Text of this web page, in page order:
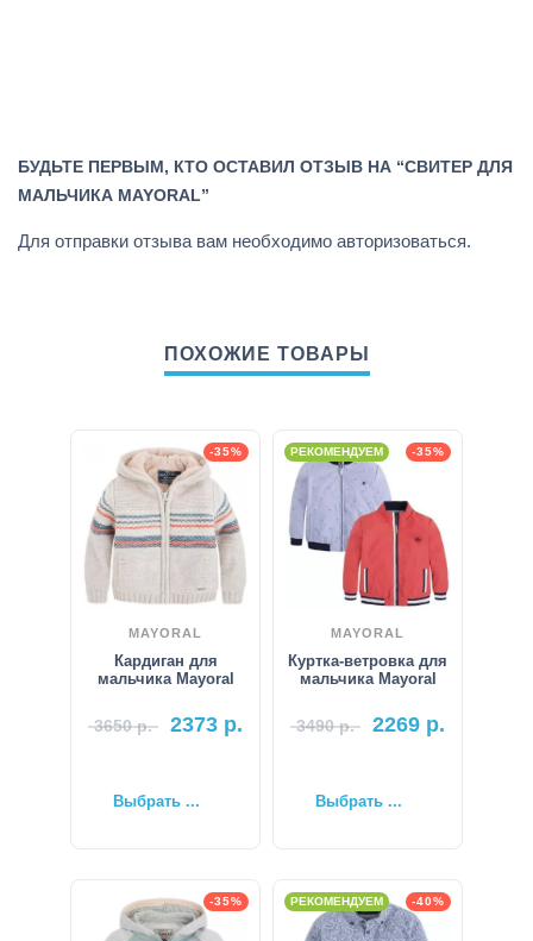
БУДЬТЕ ПЕРВЫМ, КТО ОСТАВИЛ ОТЗЫВ НА “СВИТЕР ДЛЯ
МАЛЬЧИКА MAYORAL”
Для отправки отзыва вам необходимо авторизоваться.
ПОХОЖИЕ ТОВАРЫ
-35%
MAYORAL
Кардиган для
мальчика Mayoral
3650р. 2373 р.
Выбрать ...
-35%
РЕКОМЕНДУЕМ
MAYORAL
Куртка-ветровка для
мальчика Mayoral
3490р. 2269 р.
Выбрать ...
-35% -40%
РЕКОМЕНДУЕМ